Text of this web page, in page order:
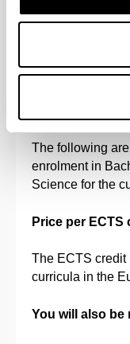
Fees,
The following
enrolment in
Science for the
Price per ECTS
The ECTS credit
curricula in the
You will also be